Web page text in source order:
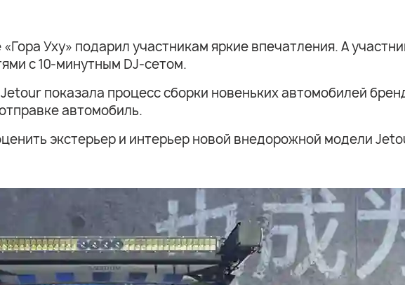
Уху» подарил участникам яркие впечатления. А
с 10-минутным DJ-сетом.
показала процесс сборки новеньких автомобилей
автомобиль.
экстерьер и интерьер новой внедорожной модели